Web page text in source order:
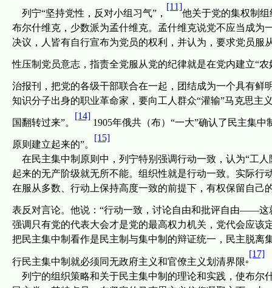
列宁“坚持党性，反对小组习气”，
[11]
他关于党的集权制
布尔什维克，少数派为孟什维克。孟什维克说党不应当成
决议，人皆有自行宣布为党员的权利，并认为，要求党员
性压制党员意志，指责全党服从党的纪律就是在党内建立“农
治报刊，把党的各级干部联合在一起，团结成为一个具有鲜
知识分子出身的职业革命家，要向工人群众“灌输”马克思主
国翻转过来”。
[14]
1905年俄共（布）“一大”确认了民主集
原则建立起来的”。
[15]
在民主集中制原则中，列宁特别强调行动一致，认为“工
起来的无产阶级就无所不能。组织性就是行动一致。实际
在服从多数、行动上保持高度一致的前提下，有权保留自己
表反对言论。他说：“行动一致，讨论自由和批评自由――这
强调只有党的代表大会才是党的最高权力机关，党代会应
把民主集中制看作是民主制与集中制的辩证统一，民主脱
行民主集中制就必须同无政府主义和官僚主义划清界限◦
[17]
列宁的组织策略和关于民主集中制的理论和实践，使布